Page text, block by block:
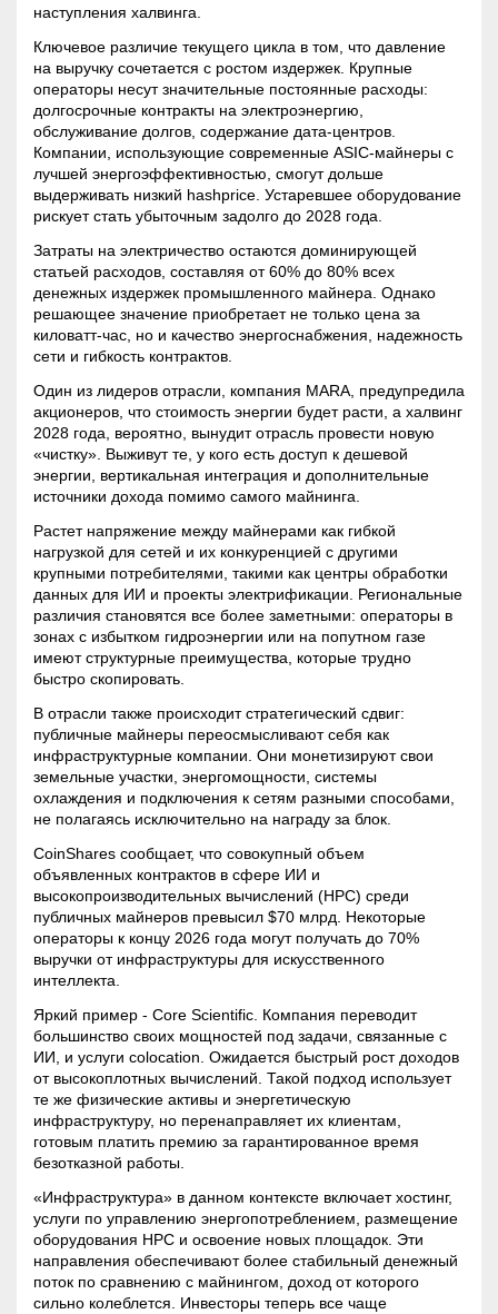
наступления халвинга.
Ключевое различие текущего цикла в том, что давление
на выручку сочетается с ростом издержек. Крупные
операторы несут значительные постоянные расходы:
долгосрочные контракты на электроэнергию,
обслуживание долгов, содержание дата-центров.
Компании, использующие современные ASIC-майнеры с
лучшей энергоэффективностью, смогут дольше
выдерживать низкий hashprice . Устаревшее оборудование
рискует стать убыточным задолго до 2028 года.
Затраты на электричество остаются доминирующей
статьей расходов, составляя от 60% до 80% всех
денежных издержек промышленного майнера. Однако
решающее значение приобретает не только цена за
киловатт-час, но и качество энергоснабжения, надежность
сети и гибкость контрактов.
Один из лидеров отрасли, компания MARA, предупредила
акционеров, что стоимость энергии будет расти, а халвинг
2028 года, вероятно, вынудит отрасль провести новую
«чистку». Выживут те, у кого есть доступ к дешевой
энергии, вертикальная интеграция и дополнительные
источники дохода помимо самого майнинга.
Растет напряжение между майнерами как гибкой
нагрузкой для сетей и их конкуренцией с другими
крупными потребителями, такими как центры обработки
данных для ИИ и проекты электрификации. Региональные
различия становятся все более заметными: операторы в
зонах с избытком гидроэнергии или на попутном газе
имеют структурные преимущества, которые трудно
быстро скопировать.
В отрасли также происходит стратегический сдвиг:
публичные майнеры переосмысливают себя как
инфраструктурные компании. Они монетизируют свои
земельные участки, энергомощности, системы
охлаждения и подключения к сетям разными способами,
не полагаясь исключительно на награду за блок.
CoinShares сообщает, что совокупный объем
объявленных контрактов в сфере ИИ и
высокопроизводительных вычислений (HPC) среди
публичных майнеров превысил $70 млрд. Некоторые
операторы к концу 2026 года могут получать до 70%
выручки от инфраструктуры для искусственного
интеллекта.
Яркий пример - Core Scientific. Компания переводит
большинство своих мощностей под задачи, связанные с
ИИ, и услуги colocation . Ожидается быстрый рост доходов
от высокоплотных вычислений. Такой подход использует
те же физические активы и энергетическую
инфраструктуру, но перенаправляет их клиентам,
готовым платить премию за гарантированное время
безотказной работы.
«Инфраструктура» в данном контексте включает хостинг,
услуги по управлению энергопотреблением, размещение
оборудования HPC и освоение новых площадок. Эти
направления обеспечивают более стабильный денежный
поток по сравнению с майнингом, доход от которого
сильно колеблется. Инвесторы теперь все чаще